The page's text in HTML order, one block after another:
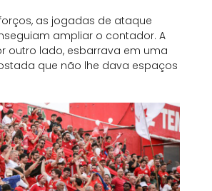
as jogadas de ataque
ampliar o contador. A
outro lado, esbarrava em uma
que não lhe dava espaços